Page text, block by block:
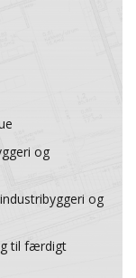
og
og
til færdigt